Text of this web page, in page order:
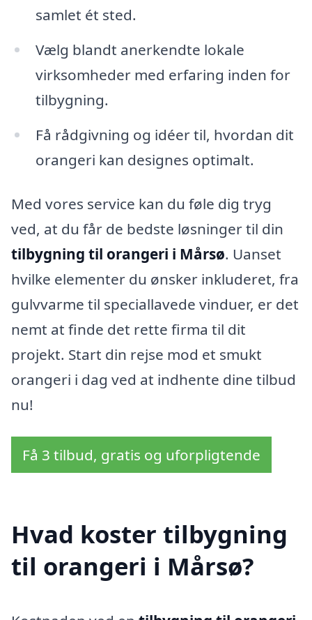
samlet ét sted.
Vælg blandt anerkendte lokale
virksomheder med erfaring inden for
tilbygning.
Få rådgivning og idéer til, hvordan dit
orangeri kan designes optimalt.
Med vores service kan du føle dig tryg
ved, at du får de bedste løsninger til din
tilbygning til orangeri i Mårsø. Uanset
hvilke elementer du ønsker inkluderet, fra
gulvvarme til speciallavede vinduer, er det
nemt at finde det rette firma til dit
projekt. Start din rejse mod et smukt
orangeri i dag ved at indhente dine tilbud
nu!
Få 3 tilbud, gratis og uforpligtende
Hvad koster tilbygning
til orangeri i Mårsø?